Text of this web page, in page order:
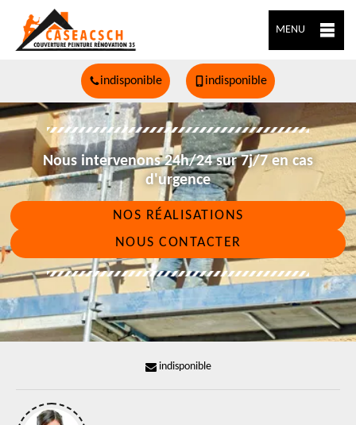
MENU
indisponible indisponible
Nous intervenons 24h/24 sur 7j/7 en cas
d'urgence
NOS RÉALISATIONS
NOUS CONTACTER
indisponible